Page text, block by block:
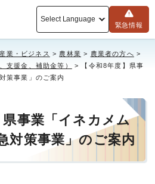
Select Language
緊急情報
産業・ビジネス > 農林業 > 農業者の方へ >
支援金、補助金等）
> 【令和8年度】県事
策事業」のご案内
県事業「イネカメム
対策事業」のご案内